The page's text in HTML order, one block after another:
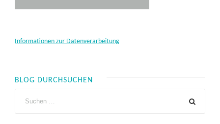
Informationen zur Datenverarbeitung
BLOG DURCHSUCHEN